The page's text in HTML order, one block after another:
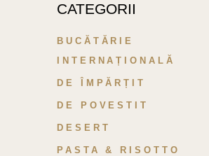
CATEGORII
BUCĂTĂRIE
INTERNAȚIONALĂ
DE ÎMPĂRȚIT
DE POVESTIT
DESERT
PASTA & RISOTTO